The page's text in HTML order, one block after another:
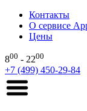
Контакты
О сервисе
Цены
800 - 2200
+7 (499) 450-29-84